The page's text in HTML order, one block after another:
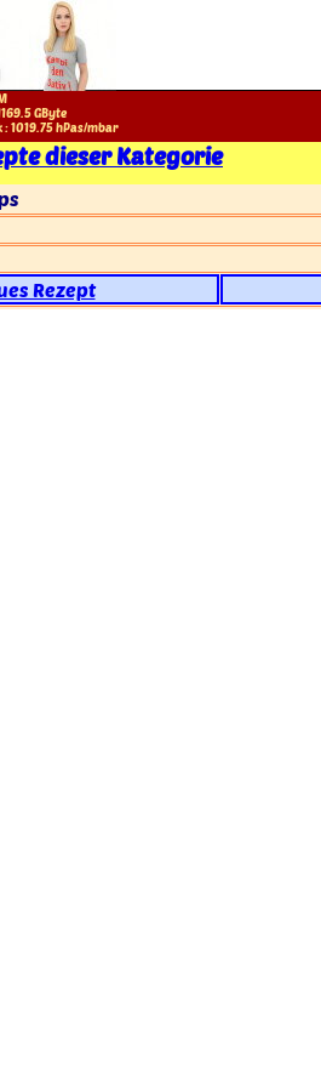
GByte
:1019.75hPas/mbar
dieser Kategorie
Rezept